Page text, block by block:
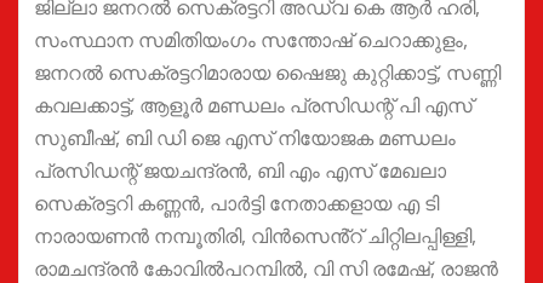
ജില്ലാ ജനറൽ സെക്രട്ടറി അഡ്വ കെ ആർ ഹരി,
സംസ്ഥാന സമിതിയംഗം സന്തോഷ് ചെറാക്കുളം,
ജനറൽ സെക്രട്ടറിമാരായ ഷൈജു കുറ്റിക്കാട്ട്, സണ്ണി
കവലക്കാട്ട്, ആളൂർ മണ്ഡലം പ്രസിഡന്റ് പി എസ്
സുബീഷ്, ബി ഡി ജെ എസ് നിയോജക മണ്ഡലം
പ്രസിഡന്റ് ജയചന്ദ്രൻ, ബി എം എസ് മേഖലാ
സെക്രട്ടറി കണ്ണൻ, പാർട്ടി നേതാക്കളായ എ ടി
നാരായണൻ നമ്പൂതിരി, വിൻസെൻ്റ് ചിറ്റിലപ്പിള്ളി,
രാമചന്ദ്രൻ കോവിൽപറമ്പിൽ, വി സി രമേഷ്, രാജൻ